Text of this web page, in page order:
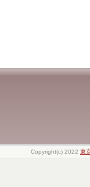
Copyright(c) 2022 東